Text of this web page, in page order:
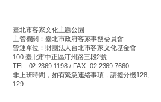
臺北市客家文化主題公園
主管機關：臺北市政府客家事務委員會
營運單位：財團法人台北市客家文化基金會
100 臺北市中正區汀州路三段2號
TEL: 02-2369-1198 / FAX: 02-2369-7660
非上班時間，如有緊急連絡事項，請撥分機128、
129